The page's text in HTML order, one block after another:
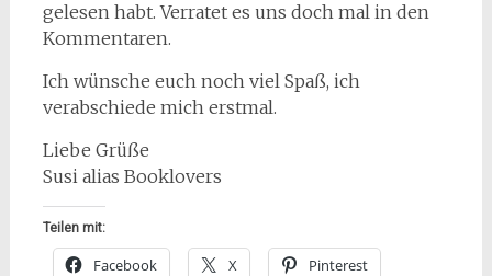
gelesen habt. Verratet es uns doch mal in den
Kommentaren.
Ich wünsche euch noch viel Spaß, ich
verabschiede mich erstmal.
Liebe Grüße
Susi alias Booklovers
Teilen mit:
Facebook X Pinterest